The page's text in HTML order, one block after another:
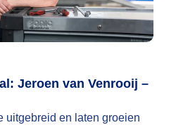
Jeroen van Venrooij –
uitgebreid en laten groeien